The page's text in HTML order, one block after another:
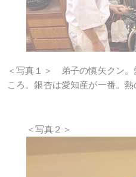
＜写真１＞ 弟子の慎矢クン。
ころ。銀杏は愛知産が一番。熱
＜写真２＞